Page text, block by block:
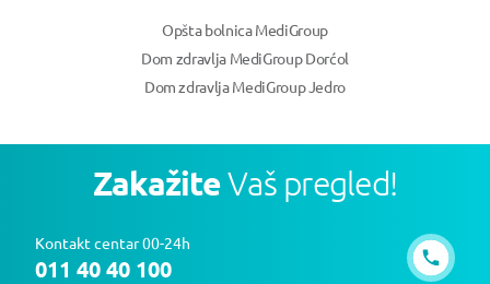
Opšta bolnica MediGroup
Dom zdravlja MediGroup Dorćol
Dom zdravlja MediGroup Jedro
ZakažiteVaš pregled!
Kontakt centar 00-24h
011 40 40 100